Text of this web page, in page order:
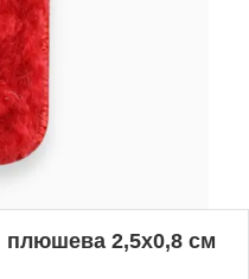
плюшева 2,5х0,8 см